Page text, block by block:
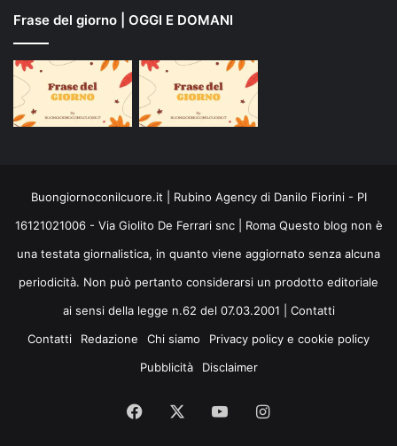
Frase del giorno | OGGI E DOMANI
Buongiornoconilcuore.it | Rubino Agency di Danilo Fiorini - PI
16121021006 - Via Giolito De Ferrari snc | Roma Questo blog non è
una testata giornalistica, in quanto viene aggiornato senza alcuna
periodicità. Non può pertanto considerarsi un prodotto editoriale
ai sensi della legge n.62 del 07.03.2001 | Contatti
Contatti
Redazione Chi siamo
Privacy policy e cookie policy
Pubblicità
Disclaimer